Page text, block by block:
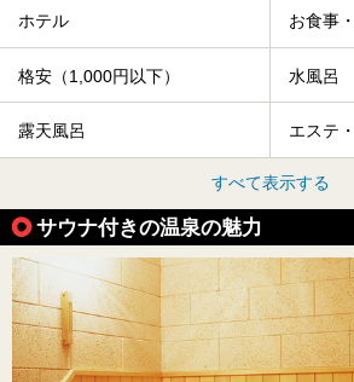
ホテル お食事
格安（1,000円以下） 水風呂
露天風呂 エステ
すべて表示する
サウナ付きの温泉の魅力